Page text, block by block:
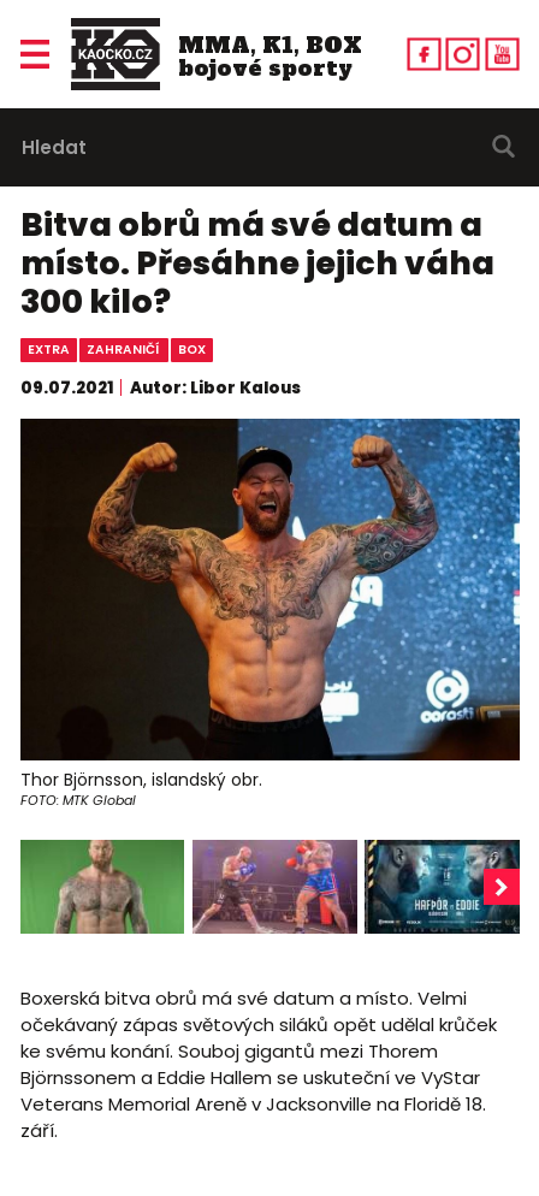
MMA, K1, BOX
bojové sporty
Bitva obrů má své datum a
místo. Přesáhne jejich váha
300 kilo?
EXTRA ZAHRANIČÍ BOX
09.07.2021 Autor: Libor Kalous
Thor Björnsson, islandský obr.
FOTO: MTK Global
Boxerská bitva obrů má své datum a místo. Velmi
očekávaný zápas světových siláků opět udělal krůček
ke svému konání. Souboj gigantů mezi Thorem
Björnssonem a Eddie Hallem se uskuteční ve VyStar
Veterans Memorial Areně v Jacksonville na Floridě 18.
září.